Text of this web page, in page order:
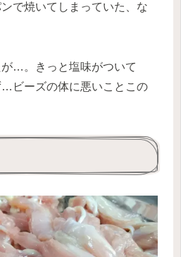
で焼いてしまっていた、な
…。きっと塩味がついて
ビーズの体に悪いことこの